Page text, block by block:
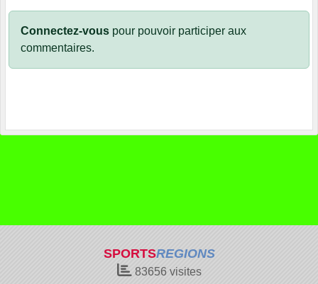
Connectez-vous pour pouvoir participer aux
commentaires.
SPORTSREGIONS
83656visites